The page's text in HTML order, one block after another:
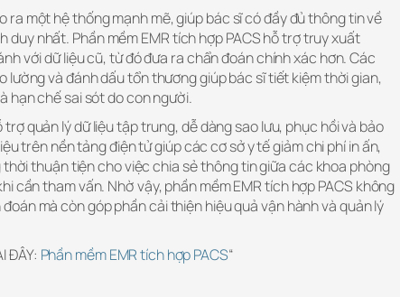
ra một hệ thống mạnh mẽ, giúp bác sĩ có đầy đủ thông tin về
duy nhất. Phần mềm EMR tích hợp PACS hỗ trợ truy xuất
với dữ liệu cũ, từ đó đưa ra chẩn đoán chính xác hơn. Các
lường và đánh dấu tổn thương giúp bác sĩ tiết kiệm thời gian,
hạn chế sai sót do con người.
quản lý dữ liệu tập trung, dễ dàng sao lưu, phục hồi và bảo
trên nền tảng điện tử giúp các cơ sở y tế giảm chi phí in ấn,
thời thuận tiện cho việc chia sẻ thông tin giữa các khoa phòng
cần tham vấn. Nhờ vậy, phần mềm EMR tích hợp PACS không
mà còn góp phần cải thiện hiệu quả vận hành và quản lý
ĐÂY: Phần mềm EMR tích hợp PACS“